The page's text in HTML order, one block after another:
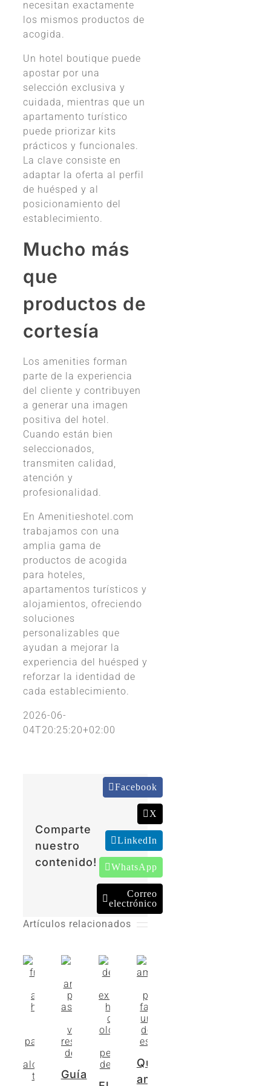
necesitan exactamente
los mismos productos de
acogida.
Un hotel boutique puede
apostar por una
selección exclusiva y
cuidada, mientras que un
apartamento turístico
puede priorizar kits
prácticos y funcionales.
La clave consiste en
adaptar la oferta al perfil
de huésped y al
posicionamiento del
establecimiento.
Mucho más
que
productos de
cortesía
Los amenities forman
parte de la experiencia
del cliente y contribuyen
a generar una imagen
positiva del hotel.
Cuando están bien
seleccionados,
transmiten calidad,
atención y
profesionalidad.
En Amenitieshotel.com
trabajamos con una
amplia gama de
productos de acogida
para hoteles,
apartamentos turísticos y
alojamientos, ofreciendo
soluciones
personalizables que
ayudan a mejorar la
experiencia del huésped y
reforzar la identidad de
cada establecimiento.
2026-06-
04T20:25:20+02:00
Comparte
nuestro
contenido!
Facebook
X
LinkedIn
WhatsApp
Correo
electrónico
Artículos relacionados
Guía
Qué
amenities